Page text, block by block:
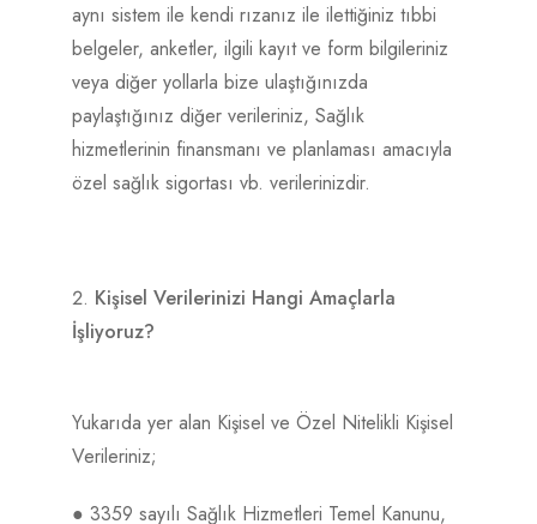
aynı sistem ile kendi rızanız ile ilettiğiniz tıbbi
belgeler, anketler, ilgili kayıt ve form bilgileriniz
veya diğer yollarla bize ulaştığınızda
paylaştığınız diğer verileriniz, Sağlık
hizmetlerinin finansmanı ve planlaması amacıyla
özel sağlık sigortası vb. verilerinizdir.
Kişisel Verilerinizi Hangi Amaçlarla
İşliyoruz?
Yukarıda yer alan Kişisel ve Özel Nitelikli Kişisel
Verileriniz;
● 3359 sayılı Sağlık Hizmetleri Temel Kanunu,